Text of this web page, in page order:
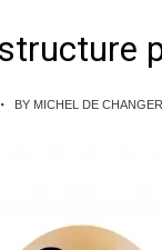
BY MICHEL DE